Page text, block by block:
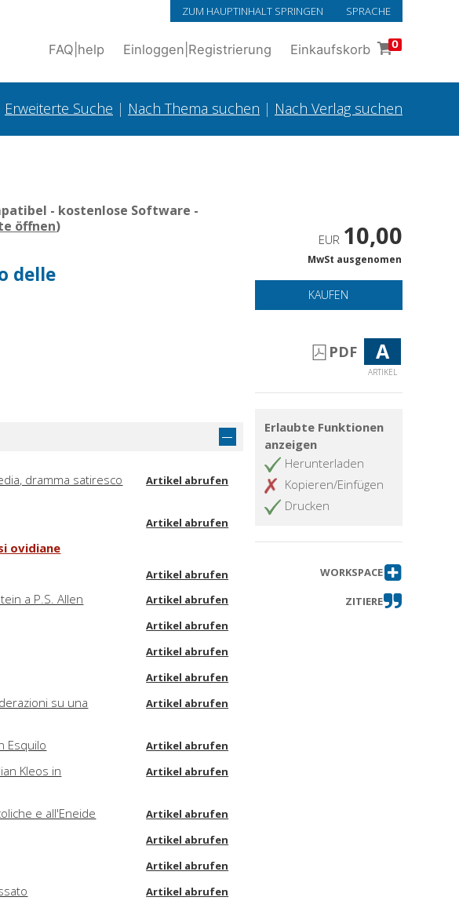
ZUM HAUPTINHALT SPRINGEN SPRACHE
FAQ help Einloggen Registrierung Einkaufskorb 0
Erweiterte Suche | Nach Thema suchen | Nach Verlag suchen
- kostenlose Software -
öffnen)
delle
dramma satiresco
Artikel abrufen
Artikel abrufen
ovidiane
Artikel abrufen
a P.S. Allen Artikel abrufen
Artikel abrufen
Artikel abrufen
Artikel abrufen
su una
Artikel abrufen
Esquilo Artikel abrufen
Kleos in
Artikel abrufen
e all'Eneide Artikel abrufen
Artikel abrufen
Artikel abrufen
Artikel abrufen
EUR 10,00
MwSt ausgenomen
KAUFEN
PDF A
ARTIKEL
Erlaubte Funktionen
anzeigen
Herunterladen
Kopieren/Einfügen
Drucken
WORKSPACE
ZITIERE